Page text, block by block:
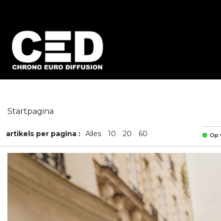
Startpagina
Op
artikels per pagina : Alles 10 20 60